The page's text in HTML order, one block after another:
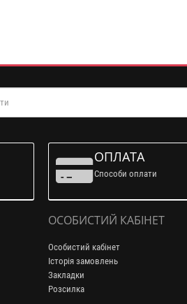
ОПЛАТА
Способи оплати
ОСОБИСТИЙ КАБІНЕТ
Особистий кабінет
Історія замовлень
Закладки
Розсилка